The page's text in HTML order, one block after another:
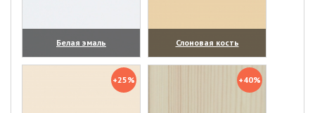
Белая эмаль
(увеличить)
Слоновая кость
(увеличить)
+25%
+40%